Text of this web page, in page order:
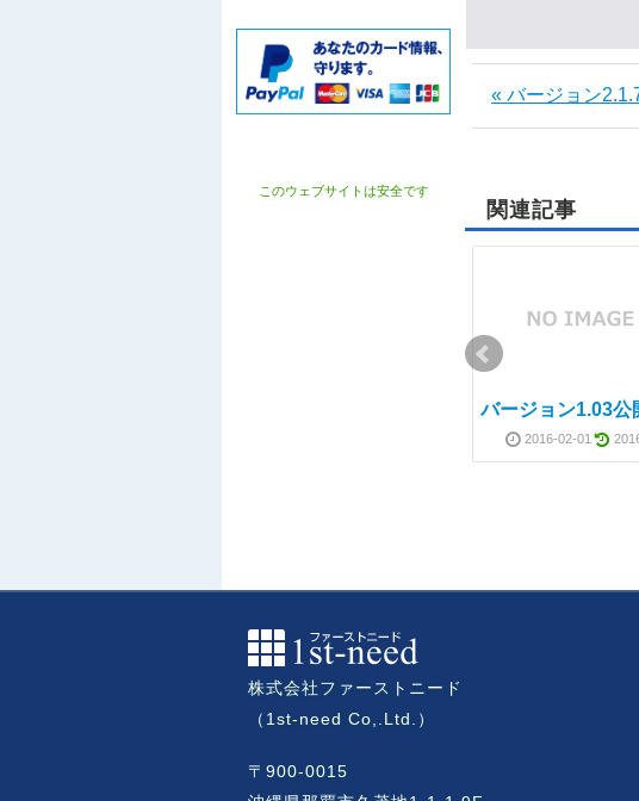
« バージョン
関連記事
バージョン1.03公
2016-02-01
バージョン2.1.2公開
2016-10-17 2025-01-24
このウェブサイトは安全です
株式会社ファーストニード
（1st-need Co,.Ltd.）
〒900-0015